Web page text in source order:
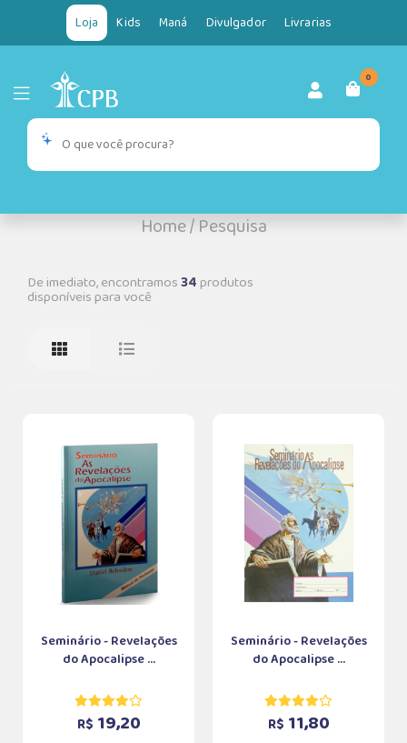
Loja Kids Maná Divulgador Livrarias
0
Home/Pesquisa
De imediato, encontramos34produtos
disponíveis para você
Seminário - Revelações
do Apocalipse ...
R$ 19,20
Seminário - Revelações
do Apocalipse ...
R$ 11,80